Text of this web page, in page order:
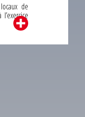
de